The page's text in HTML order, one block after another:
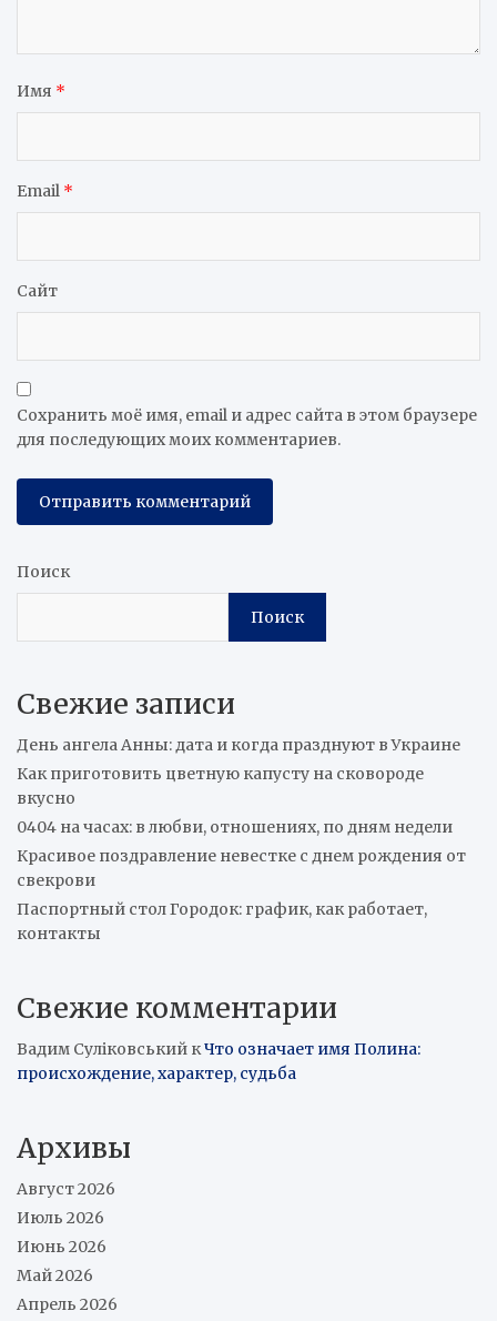
Имя *
Email *
Сайт
Сохранить моё имя, email и адрес сайта в этом браузере
для последующих моих комментариев.
Поиск
Поиск
Свежие записи
День ангела Анны: дата и когда празднуют в Украине
Как приготовить цветную капусту на сковороде
вкусно
0404 на часах: в любви, отношениях, по дням недели
Красивое поздравление невестке с днем рождения от
свекрови
Паспортный стол Городок: график, как работает,
контакты
Свежие комментарии
Вадим Суліковський кЧто означает имя Полина:
происхождение, характер, судьба
Архивы
Август 2026
Июль 2026
Июнь 2026
Май 2026
Апрель 2026